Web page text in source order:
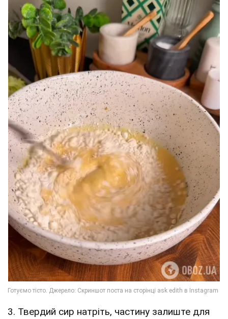
3. Твердий сир натріть, частину залиште для